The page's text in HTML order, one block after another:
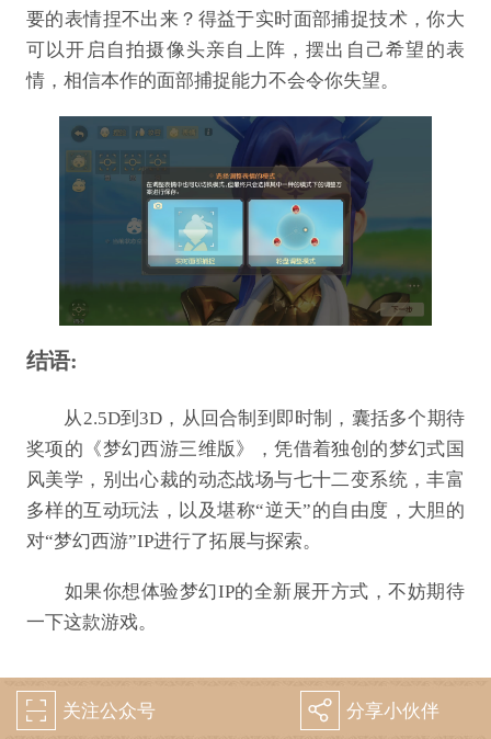
要的表情捏不出来？得益于实时面部捕捉技术，你大
可以开启自拍摄像头亲自上阵，摆出自己希望的表
情，相信本作的面部捕捉能力不会令你失望。
结语:
从2.5D到3D，从回合制到即时制，囊括多个期待
奖项的《梦幻西游三维版》，凭借着独创的梦幻式国
风美学，别出心裁的动态战场与七十二变系统，丰富
多样的互动玩法，以及堪称“逆天”的自由度，大胆的
对“梦幻西游”IP进行了拓展与探索。
如果你想体验梦幻IP的全新展开方式，不妨期待
一下这款游戏。
򰀁 关注公众号 򰀂 分享小伙伴